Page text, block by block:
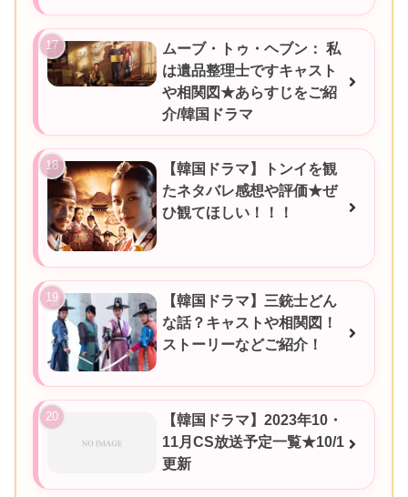
ムーブ・トゥ・ヘブン： 私
は遺品整理士ですキャスト
や相関図★あらすじをご紹
介/韓国ドラマ
【韓国ドラマ】トンイを観
たネタバレ感想や評価★ぜ
ひ観てほしい！！！
【韓国ドラマ】三銃士どん
な話？キャストや相関図！
ストーリーなどご紹介！
【韓国ドラマ】2023年10・
11月CS放送予定一覧★10/1
更新